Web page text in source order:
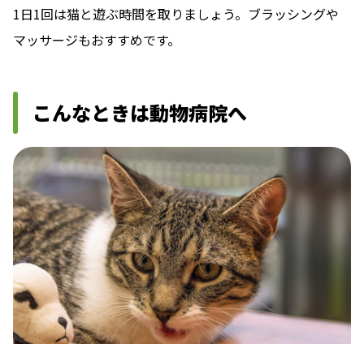
1日1回は猫と遊ぶ時間を取りましょう。ブラッシングや
マッサージもおすすめです。
こんなときは動物病院へ